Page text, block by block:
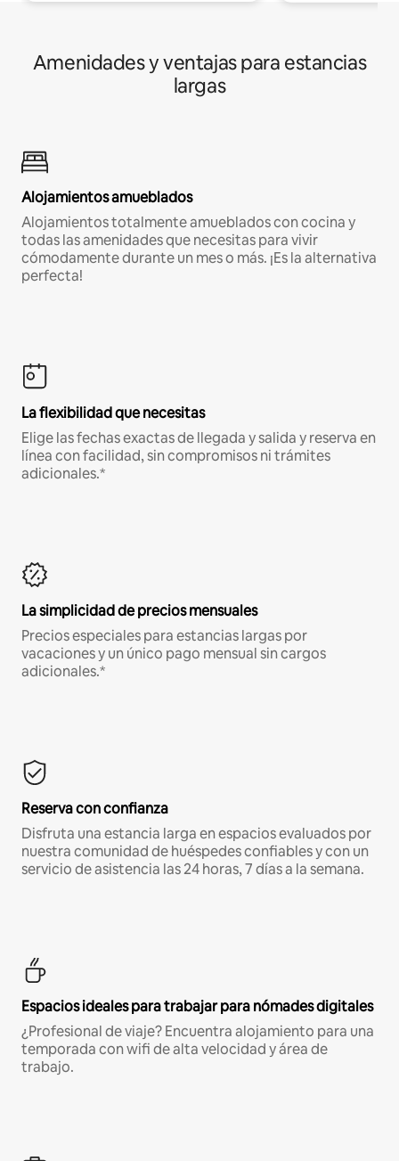
Amenidades y ventajas para estancias
largas
Alojamientos amueblados
Alojamientos totalmente amueblados con cocina y
todas las amenidades que necesitas para vivir
cómodamente durante un mes o más. ¡Es la alternativa
perfecta!
La flexibilidad que necesitas
Elige las fechas exactas de llegada y salida y reserva en
línea con facilidad, sin compromisos ni trámites
adicionales.*
La simplicidad de precios mensuales
Precios especiales para estancias largas por
vacaciones y un único pago mensual sin cargos
adicionales.*
Reserva con confianza
Disfruta una estancia larga en espacios evaluados por
nuestra comunidad de huéspedes confiables y con un
servicio de asistencia las 24 horas, 7 días a la semana.
Espacios ideales para trabajar para nómades digitales
¿Profesional de viaje? Encuentra alojamiento para una
temporada con wifi de alta velocidad y área de
trabajo.